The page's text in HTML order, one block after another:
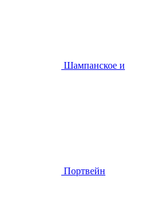
Шампанское и
Портвейн